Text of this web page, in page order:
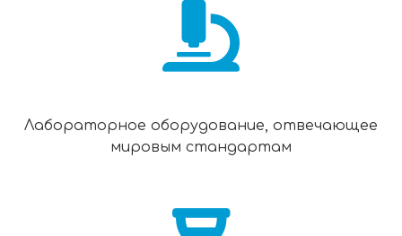
Лабораторное оборудование, отвечающее
мировым стандартам